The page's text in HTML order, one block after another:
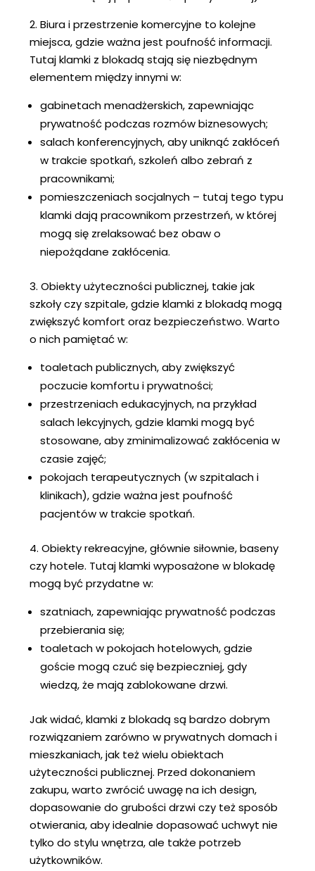
2. Biura i przestrzenie komercyjne to kolejne
miejsca, gdzie ważna jest poufność informacji.
Tutaj klamki z blokadą stają się niezbędnym
elementem między innymi w:
gabinetach menadżerskich, zapewniając
prywatność podczas rozmów biznesowych;
salach konferencyjnych, aby uniknąć zakłóceń
w trakcie spotkań, szkoleń albo zebrań z
pracownikami;
pomieszczeniach socjalnych – tutaj tego typu
klamki dają pracownikom przestrzeń, w której
mogą się zrelaksować bez obaw o
niepożądane zakłócenia.
3. Obiekty użyteczności publicznej, takie jak
szkoły czy szpitale, gdzie klamki z blokadą mogą
zwiększyć komfort oraz bezpieczeństwo. Warto
o nich pamiętać w:
toaletach publicznych, aby zwiększyć
poczucie komfortu i prywatności;
przestrzeniach edukacyjnych, na przykład
salach lekcyjnych, gdzie klamki mogą być
stosowane, aby zminimalizować zakłócenia w
czasie zajęć;
pokojach terapeutycznych (w szpitalach i
klinikach), gdzie ważna jest poufność
pacjentów w trakcie spotkań.
4. Obiekty rekreacyjne, głównie siłownie, baseny
czy hotele. Tutaj klamki wyposażone w blokadę
mogą być przydatne w:
szatniach, zapewniając prywatność podczas
przebierania się;
toaletach w pokojach hotelowych, gdzie
goście mogą czuć się bezpieczniej, gdy
wiedzą, że mają zablokowane drzwi.
Jak widać, klamki z blokadą są bardzo dobrym
rozwiązaniem zarówno w prywatnych domach i
mieszkaniach, jak też wielu obiektach
użyteczności publicznej. Przed dokonaniem
zakupu, warto zwrócić uwagę na ich design,
dopasowanie do grubości drzwi czy też sposób
otwierania, aby idealnie dopasować uchwyt nie
tylko do stylu wnętrza, ale także potrzeb
użytkowników.